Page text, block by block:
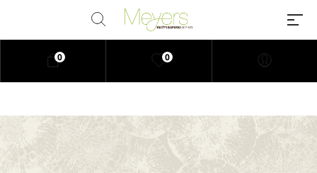
Millions of people around the
world visit Envato to buy and sell
0
0